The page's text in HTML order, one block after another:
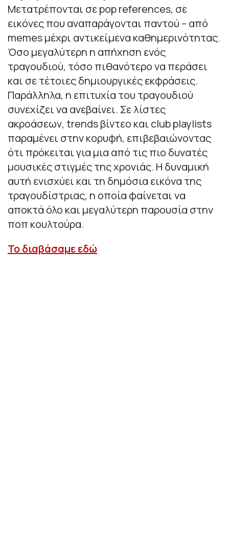
Μετατρέπονται σε pop references, σε
εικόνες που αναπαράγονται παντού – από
memes μέχρι αντικείμενα καθημερινότητας.
Όσο μεγαλύτερη η απήχηση ενός
τραγουδιού, τόσο πιθανότερο να περάσει
και σε τέτοιες δημιουργικές εκφράσεις.
Παράλληλα, η επιτυχία του τραγουδιού
συνεχίζει να ανεβαίνει. Σε λίστες
ακροάσεων, trends βίντεο και club playlists
παραμένει στην κορυφή, επιβεβαιώνοντας
ότι πρόκειται για μια από τις πιο δυνατές
μουσικές στιγμές της χρονιάς. Η δυναμική
αυτή ενισχύει και τη δημόσια εικόνα της
τραγουδίστριας, η οποία φαίνεται να
αποκτά όλο και μεγαλύτερη παρουσία στην
ποπ κουλτούρα.
Το διαβάσαμε εδώ